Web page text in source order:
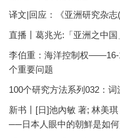
译文|回应：《亚洲研究杂志
直播丨葛兆光:「亚洲之中
李伯重：海洋控制权——16-
个重要问题
100个研究方法系列032：词
新书丨[日]池內敏 著; 林美
──日本人眼中的朝鮮是如